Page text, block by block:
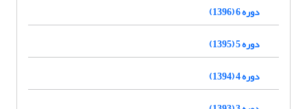
دوره 6 (1396)
دوره 5 (1395)
دوره 4 (1394)